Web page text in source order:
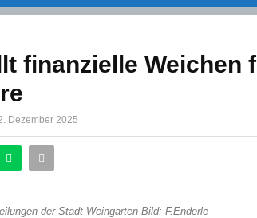
finanzielle Weichen
Dezember 2025
der Stadt Weingarten Bild: F.Enderle